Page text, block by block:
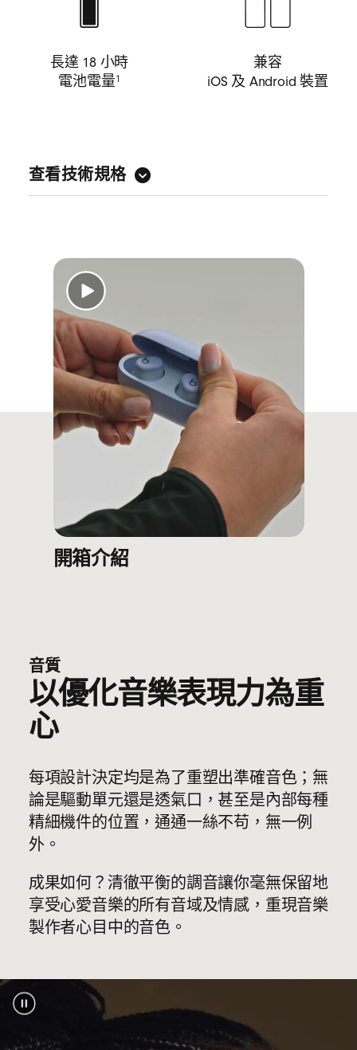
長達 18 小時
電池電量1
兼容
iOS 及 Android 裝置
查看技術規格
心，帶來全音域的清晰細緻音色，發揮 Beats
的強大音效
雙層驅動單元降低整體頻率曲線上的細微失
真，確保能無比精準地重現高度逼真的音色
軸向對齊驅動單元與出音嘴平行排放，將聲
音更直接地傳到耳內
Beats 有史以來最小巧輕便的耳機盒
耳機出音嘴的傾斜角度符合人體工學，自然
地貼合耳形
採用激光切割的透氣口，能提升低音表現之
餘，還可以緩和氣壓，令佩戴時倍感舒適
闊度：1.85 厘米/0.73 吋
高度：1.9 厘米 / 0.75 吋
重量：5.7 克
便攜盒規格：
闊度：3.5 厘米/1.4 吋
高度：2.4 厘米/0.9 吋
重量：22 克
兼容 iOS 和 Android 裝置，支援無縫一按配
對、跨裝置自動預先配對，以及「尋找」或
「尋找我的裝置」功能，一開箱即可享用耳
廣、連接更穩妥
藍牙兼容性：
藍牙 5.3
開箱介紹
音質
以優化音樂表現力為重
心
每項設計決定均是為了重塑出準確音色；無
論是驅動單元還是透氣口，甚至是內部每種
精細機件的位置，通通一絲不苟，無一例
外。
成果如何？清徹平衡的調音讓你毫無保留地
享受心愛音樂的所有音域及情感，重現音樂
製作者心目中的音色。